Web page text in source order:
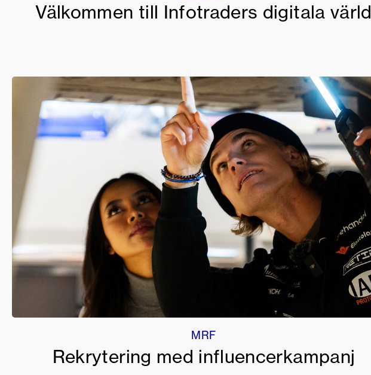
Välkommen till Infotraders digitala värld
MRF
Rekrytering med influencerkampanj